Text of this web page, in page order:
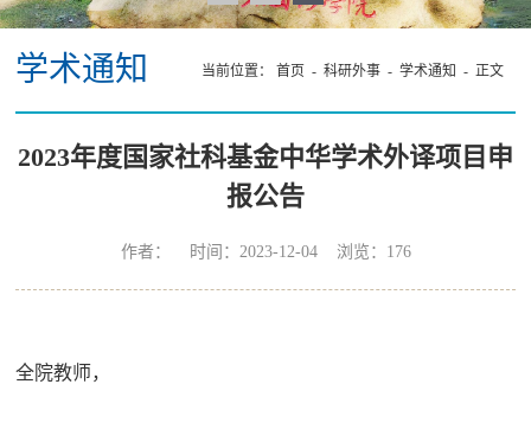
学术通知 当前位置： 首页 - 科研外事- 学术通知 - 正文
2023年度国家社科基金中华学术外译项目申
报公告
作者： 时间：2023-12-04 浏览： 176
全院教师，